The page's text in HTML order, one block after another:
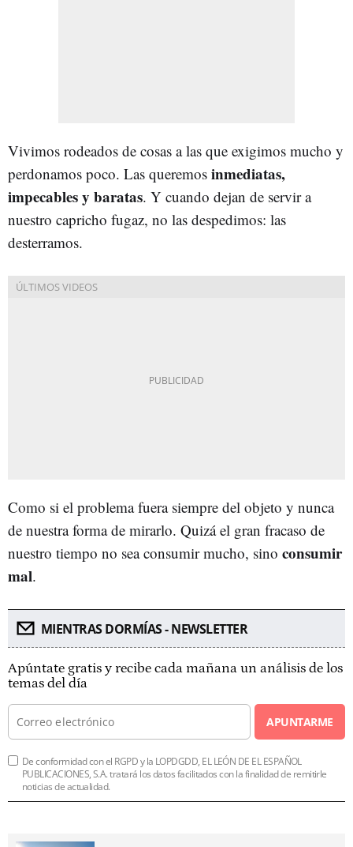
Vivimos rodeados de cosas a las que exigimos mucho y
perdonamos poco. Las queremos inmediatas,
impecables y baratas. Y cuando dejan de servir a
nuestro capricho fugaz, no las despedimos: las
desterramos.
Como si el problema fuera siempre del objeto y nunca
de nuestra forma de mirarlo. Quizá el gran fracaso de
nuestro tiempo no sea consumir mucho, sino consumir
mal.
MIENTRAS DORMÍAS - NEWSLETTER
Apúntate gratis y recibe cada mañana un análisis de los
temas del día
APUNTARME
De conformidad con el RGPD y la LOPDGDD, EL LEÓN DE EL ESPAÑOL
PUBLICACIONES, S.A. tratará los datos facilitados con la finalidad de remitirle
noticias de actualidad.